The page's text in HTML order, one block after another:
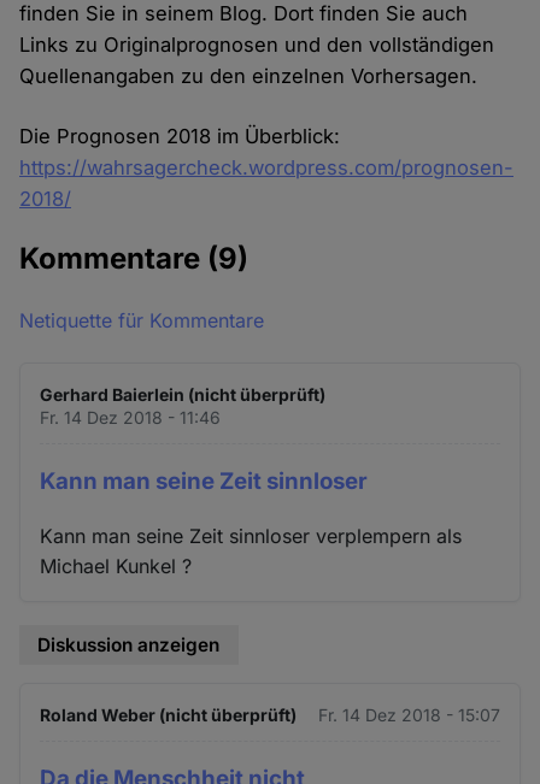
finden Sie in seinem Blog. Dort finden Sie auch
Links zu Originalprognosen und den vollständigen
Quellenangaben zu den einzelnen Vorhersagen.
Die Prognosen 2018 im Überblick:
https://wahrsagercheck.wordpress.com/prognosen-
2018/
Kommentare (9)
Netiquette für Kommentare
Gerhard Baierlein (nicht überprüft)
Fr. 14 Dez 2018 - 11:46
Kann man seine Zeit sinnloser
Kann man seine Zeit sinnloser verplempern als
Michael Kunkel ?
Diskussion anzeigen
Roland Weber (nicht überprüft) Fr. 14 Dez 2018 - 15:07